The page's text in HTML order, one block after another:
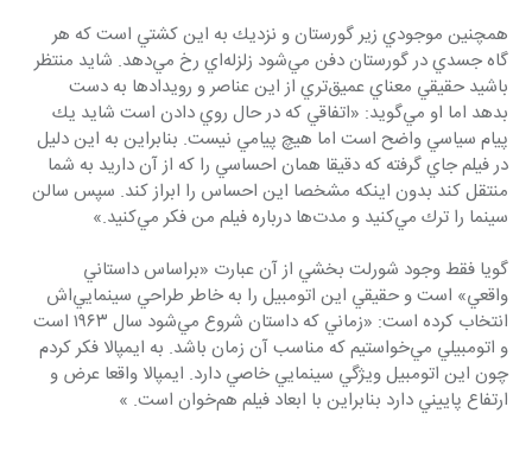
همچنين موجودي زير گورستان و نزديك به اين كشتي است كه هر
گاه جسدي در گورستان دفن مي‌شود زلزله‌اي رخ مي‌دهد. شايد منتظر
باشيد حقيقي معناي عميق‌تري از اين عناصر و رويدادها به دست
بدهد اما او مي‌گويد: «اتفاقي كه در حال روي دادن است شايد يك
پيام سياسي واضح است اما هيچ پيامي نيست. بنابراين به اين دليل
در فيلم جاي گرفته كه دقيقا همان احساسي را كه از آن داريد به شما
منتقل ‌كند بدون اينكه مشخصا اين احساس را ابراز كند. سپس سالن
سينما را ترك مي‌كنيد و مدت‌ها درباره فيلم من فكر مي‌كنيد.»
گويا فقط وجود شورلت بخشي از آن عبارت «براساس داستاني
واقعي» است و حقيقي اين اتومبيل را به خاطر طراحي سينمايي‌اش
انتخاب كرده است: «زماني كه داستان شروع مي‌شود سال ١٩٦٣ است
و اتومبيلي مي‌خواستيم كه مناسب آن زمان باشد. به ايمپالا فكر كردم
چون اين اتومبيل ويژگي سينمايي خاصي دارد. ايمپالا واقعا عرض و
ارتفاع پاييني دارد بنابراين با ابعاد فيلم هم‌خوان است. »